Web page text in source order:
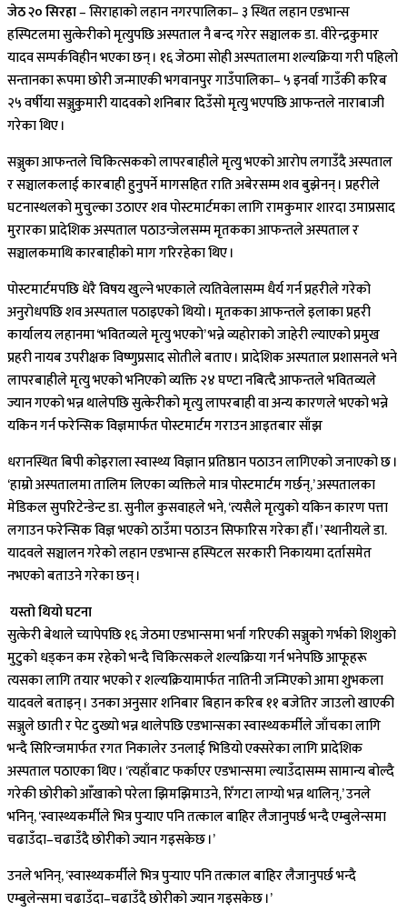
जेठ २० सिरहा– सिराहाको लहान नगरपालिका– ३ स्थित लहान एडभान्स
हस्पिटलमा सुत्केरीको मृत्युपछि अस्पताल नै बन्द गरेर सञ्चालक डा. वीरेन्द्रकुमार
यादव सम्पर्कविहीन भएका छन् । १६ जेठमा सोही अस्पतालमा शल्यक्रिया गरी पहिलो
सन्तानका रूपमा छोरी जन्माएकी भगवानपुर गाउँपालिका– ५ इनर्वा गाउँकी करिब
२५ वर्षीया सञ्जुकुमारी यादवको शनिबार दिउँसो मृत्यु भएपछि आफन्तले नाराबाजी
गरेका थिए ।
सञ्जुका आफन्तले चिकित्सकको लापरबाहीले मृत्यु भएको आरोप लगाउँदै अस्पताल
र सञ्चालकलाई कारबाही हुनुपर्ने मागसहित राति अबेरसम्म शव बुझेनन् । प्रहरीले
घटनास्थलको मुचुल्का उठाएर शव पोस्टमार्टमका लागि रामकुमार शारदा उमाप्रसाद
मुरारका प्रादेशिक अस्पताल पठाउन्जेलसम्म मृतकका आफन्तले अस्पताल र
सञ्चालकमाथि कारबाहीको माग गरिरहेका थिए ।
पोस्टमार्टमपछि धेरै विषय खुल्ने भएकाले त्यतिवेलासम्म धैर्य गर्न प्रहरीले गरेको
अनुरोधपछि शव अस्पताल पठाइएको थियो । मृतकका आफन्तले इलाका प्रहरी
कार्यालय लहानमा ‘भवितव्यले मृत्यु भएको’ भन्ने व्यहोराको जाहेरी ल्याएको प्रमुख
प्रहरी नायब उपरीक्षक विष्णुप्रसाद सोतीले बताए । प्रादेशिक अस्पताल प्रशासनले भने
लापरबाहीले मृत्यु भएको भनिएको व्यक्ति २४ घण्टा नबित्दै आफन्तले भवितव्यले
ज्यान गएको भन्न थालेपछि सुत्केरीको मृत्यु लापरबाही वा अन्य कारणले भएको भन्ने
यकिन गर्न फरेन्सिक विज्ञमार्फत पोस्टमार्टम गराउन आइतबार साँझ
धरानस्थित बिपी कोइराला स्वास्थ्य विज्ञान प्रतिष्ठान पठाउन लागिएको जनाएको छ ।
‘हाम्रो अस्पतालमा तालिम लिएका व्यक्तिले मात्र पोस्टमार्टम गर्छन्,’ अस्पतालका
मेडिकल सुपरिटेन्डेन्ट डा. सुनील कुसवाहले भने, ‘त्यसैले मृत्युको यकिन कारण पत्ता
लगाउन फरेन्सिक विज्ञ भएको ठाउँमा पठाउन सिफारिस गरेका हौँ ।’ स्थानीयले डा.
यादवले सञ्चालन गरेको लहान एडभान्स हस्पिटल सरकारी निकायमा दर्तासमेत
नभएको बताउने गरेका छन् ।
यस्तो थियो घटना
सुत्केरी बेथाले च्यापेपछि १६ जेठमा एडभान्समा भर्ना गरिएकी सञ्जुको गर्भको शिशुको
मुटुको धड्कन कम रहेको भन्दै चिकित्सकले शल्यक्रिया गर्न भनेपछि आफूहरू
त्यसका लागि तयार भएको र शल्यक्रियामार्फत नातिनी जन्मिएको आमा शुभकला
यादवले बताइन् । उनका अनुसार शनिबार बिहान करिब ११ बजेतिर जाउलो खाएकी
सञ्जुले छाती र पेट दुख्यो भन्न थालेपछि एडभान्सका स्वास्थ्यकर्मीले जाँचका लागि
भन्दै सिरिन्जमार्फत रगत निकालेर उनलाई भिडियो एक्सरेका लागि प्रादेशिक
अस्पताल पठाएका थिए । ‘त्यहाँबाट फर्काएर एडभान्समा ल्याउँदासम्म सामान्य बोल्दै
गरेकी छोरीको आँखाको परेला झिमझिमाउने, रिँगटा लाग्यो भन्न थालिन्,’ उनले
भनिन्, ‘स्वास्थ्यकर्मीले भित्र पुर्‍याए पनि तत्काल बाहिर लैजानुपर्छ भन्दै एम्बुलेन्समा
चढाउँदा–चढाउँदै छोरीको ज्यान गइसकेछ ।’
उनले भनिन्, ‘स्वास्थ्यकर्मीले भित्र पुर्‍याए पनि तत्काल बाहिर लैजानुपर्छ भन्दै
एम्बुलेन्समा चढाउँदा–चढाउँदै छोरीको ज्यान गइसकेछ ।’